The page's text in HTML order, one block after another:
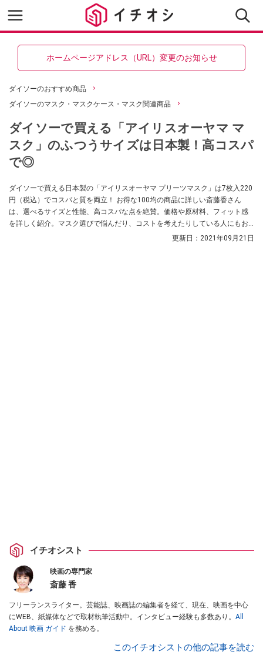
ホームページアドレス（URL）変更のお知らせ
ダイソーのおすすめ商品
ダイソーのマスク・マスクケース・マスク関連商品
ダイソーで買える「アイリスオーヤマ マ
スク」のふつうサイズは日本製！高コスパ
で◎
ダイソーで買える日本製の「アイリスオーヤマ プリーツマスク」は7枚入220
円（税込）でコスパと質を両立！ お得な100均の商品に詳しい斎藤香さん
は、選べるサイズと性能、高コスパな点を絶賛。価格や原材料、フィット感
を詳しく紹介。マスク選びで悩んだり、コストを考えたりしている人にもお
更新日： 2021年09月21日
イチオシスト
映画の専門家
斎藤 香
フリーランスライター。芸能誌、映画誌の編集者を経て、現在、映画を中心
にWEB、紙媒体などで取材執筆活動中。インタビュー経験も多数あり。 All
About 映画 ガイド を務める。
このイチオシストの他の記事を読む